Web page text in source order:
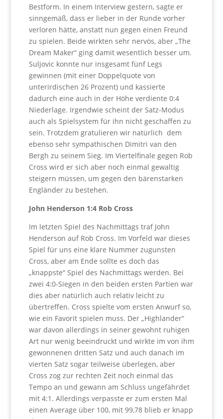
Bestform. In einem Interview gestern, sagte er
sinngemäß, dass er lieber in der Runde vorher
verloren hätte, anstatt nun gegen einen Freund
zu spielen. Beide wirkten sehr nervös, aber „The
Dream Maker“ ging damit wesentlich besser um.
Suljovic konnte nur insgesamt fünf Legs
gewinnen (mit einer Doppelquote von
unterirdischen 26 Prozent) und kassierte
dadurch eine auch in der Höhe verdiente 0:4
Niederlage. Irgendwie scheint der Satz-Modus
auch als Spielsystem für ihn nicht geschaffen zu
sein. Trotzdem gratulieren wir natürlich dem
ebenso sehr sympathischen Dimitri van den
Bergh zu seinem Sieg. Im Viertelfinale gegen Rob
Cross wird er sich aber noch einmal gewaltig
steigern müssen, um gegen den bärenstarken
Engländer zu bestehen.
John Henderson 1:4 Rob Cross
Im letzten Spiel des Nachmittags traf John
Henderson auf Rob Cross. Im Vorfeld war dieses
Spiel für uns eine klare Nummer zugunsten
Cross, aber am Ende sollte es doch das
„knappste“ Spiel des Nachmittags werden. Bei
zwei 4:0-Siegen in den beiden ersten Partien war
dies aber natürlich auch relativ leicht zu
übertreffen. Cross spielte vom ersten Anwurf so,
wie ein Favorit spielen muss. Der „Highlander“
war davon allerdings in seiner gewohnt ruhigen
Art nur wenig beeindruckt und wirkte im von ihm
gewonnenen dritten Satz und auch danach im
vierten Satz sogar teilweise überlegen, aber
Cross zog zur rechten Zeit noch einmal das
Tempo an und gewann am Schluss ungefährdet
mit 4:1. Allerdings verpasste er zum ersten Mal
einen Average über 100, mit 99,78 blieb er knapp